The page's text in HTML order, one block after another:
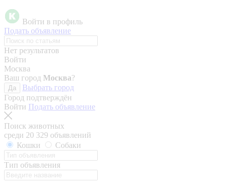
Войти в профиль
Подать объявление
Нет результатов
Войти
Москва
Ваш город Москва?
Да
Выбрать город
Город подтверждён
Войти Подать объявление
Поиск животных
среди 20 329 объявлений
Кошки
Собаки
Тип объявления